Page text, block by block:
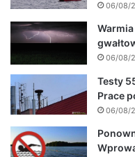
06/08/
06/08/
Testy
Prace
06/08/